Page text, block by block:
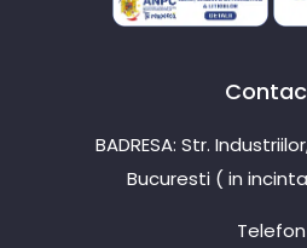
BADRESA: Str.
Bucuresti ( in incinta
Telefon